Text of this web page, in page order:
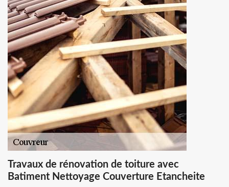
Travaux de rénovation de toiture avec
Batiment Nettoyage Couverture Etancheite